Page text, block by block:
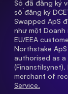
Số đã đăng ký
số đăng ký
Swapped ApS
như một Doanh
EU/EEA
Northstake ApS
authorised as a
merchant of
Service.